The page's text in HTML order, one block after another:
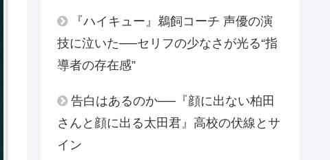
『ハイキュー』鵜飼コーチ 声優の演
技に泣いた──セリフの少なさが光る“指
導者の存在感”
告白はあるのか──『顔に出ない柏田
さんと顔に出る太田君』高校の伏線とサ
イン